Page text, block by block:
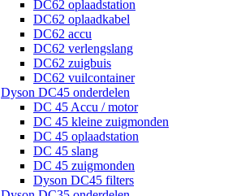
DC62 oplaadstation
DC62 oplaadkabel
DC62 accu
DC62 verlengslang
DC62 zuigbuis
DC62 vuilcontainer
Dyson DC45 onderdelen
DC 45 Accu / motor
DC 45 kleine zuigmonden
DC 45 oplaadstation
DC 45 slang
DC 45 zuigmonden
Dyson DC45 filters